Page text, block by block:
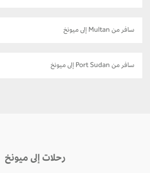
سافر من Multan إلى ميونخ
سافر من Port Sudan إلى ميونخ
رحلات إلى ميونخ